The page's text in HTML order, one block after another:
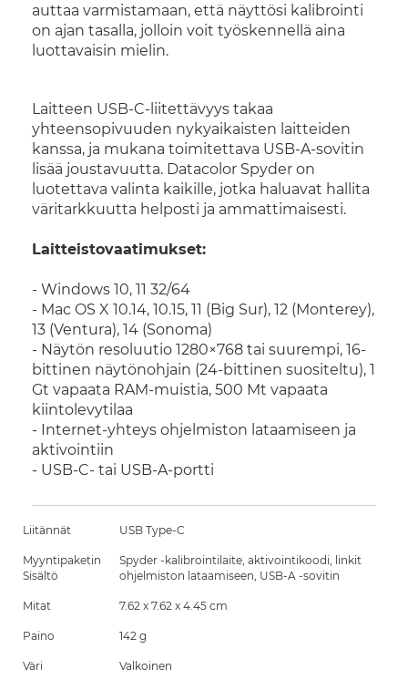
auttaa varmistamaan, että näyttösi kalibrointi
on ajan tasalla, jolloin voit työskennellä aina
luottavaisin mielin.
Laitteen USB-C-liitettävyys takaa
yhteensopivuuden nykyaikaisten laitteiden
kanssa, ja mukana toimitettava USB-A-sovitin
lisää joustavuutta. Datacolor Spyder on
luotettava valinta kaikille, jotka haluavat hallita
väritarkkuutta helposti ja ammattimaisesti.
Laitteistovaatimukset:
- Windows 10, 11 32/64
- Mac OS X 10.14, 10.15, 11 (Big Sur), 12 (Monterey),
13 (Ventura), 14 (Sonoma)
- Näytön resoluutio 1280×768 tai suurempi, 16-
bittinen näytönohjain (24-bittinen suositeltu), 1
Gt vapaata RAM-muistia, 500 Mt vapaata
kiintolevytilaa
- Internet-yhteys ohjelmiston lataamiseen ja
aktivointiin
- USB-C- tai USB-A-portti
Liitännät USB Type-C
Myyntipaketin
Sisältö
Spyder -kalibrointilaite, aktivointikoodi, linkit
ohjelmiston lataamiseen, USB-A -sovitin
Mitat 7.62 x 7.62 x 4.45 cm
Paino 142 g
Väri Valkoinen